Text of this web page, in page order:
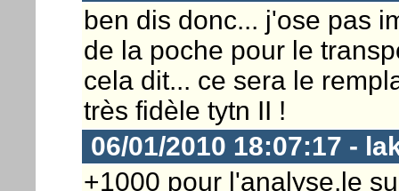
ben dis donc... j'ose pas
de la poche pour le
cela dit... ce sera le
très fidèle tytn II !
06/01/2010 18:07:17 -
+1000 pour l'analyse,le